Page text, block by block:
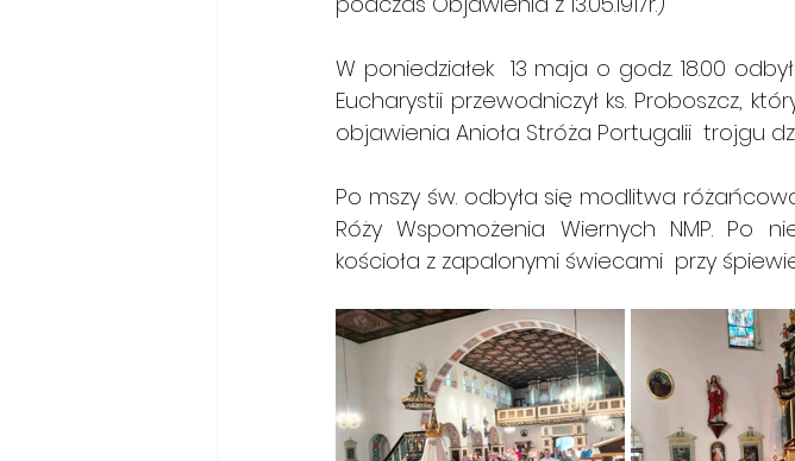
W poniedziałek  13 maja o godz. 18.00
Eucharystii przewodniczył ks. Proboszcz,
objawienia Anioła Stróża Portugalii  trojgu
Po mszy św. odbyła się modlitwa
Róży Wspomożenia Wiernych NMP. Po
kościoła z zapalonymi świecami  przy